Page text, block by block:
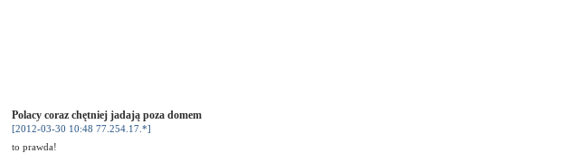
Polacy coraz chętniej jadają poza domem
[2012-03-30 10:48 77.254.17.*]
to prawda!